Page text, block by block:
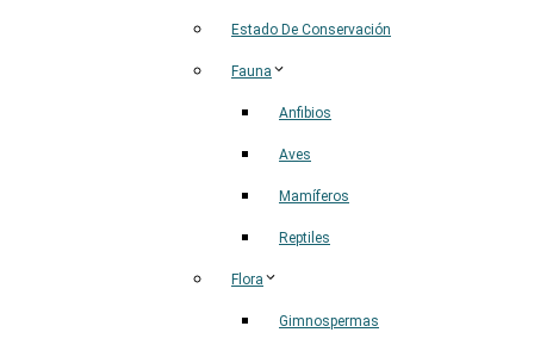
Estado De Conservación
Fauna
Anfibios
Aves
Mamíferos
Reptiles
Flora
Gimnospermas